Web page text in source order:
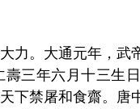
力。大通元年，武
三年六月十三生
下禁屠和食齋。唐